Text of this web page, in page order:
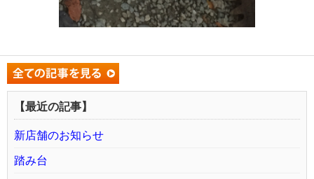
【最近の記事】
新店舗のお知らせ
踏み台